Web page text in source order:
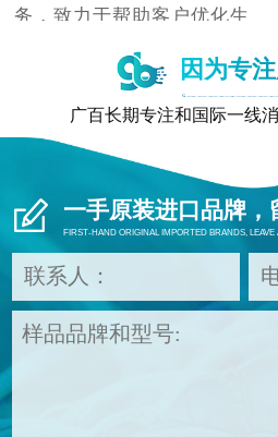
务，致力于帮助客户优化生
低成本，增强市场竞争力。
因为专
广百长期专注和国际一线
一手原装进口品牌，
FIRST-HAND ORIGINAL IMPORTED BRANDS,